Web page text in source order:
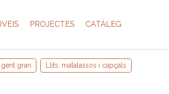
PROJECTES CATÀLEG
gran Llits, matalassos i capçals